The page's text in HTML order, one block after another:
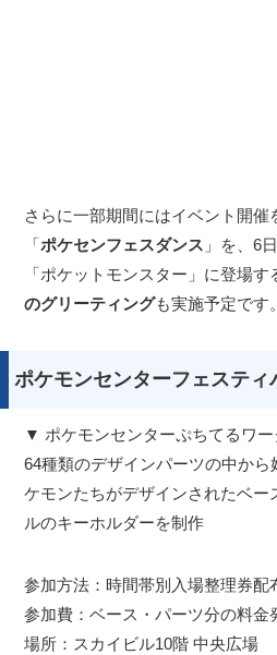
さらに一部期間にはイベント開催
「ポケセンフェスダンス 」を、6
「ポケットモンスター」に登場す
のグリーティングも実施予定です。
ポケモンセンターフェスティ
▼ ポケモンセンターぷちてるワ
64種類のデザインパーツの中か
ケモンたちがデザインされたベー
ルのキーホルダーを制作
参加方法：時間帯別入場整理券配
参加費：ベース・パーツ分の料金
場所：スカイビル10階 中央広場